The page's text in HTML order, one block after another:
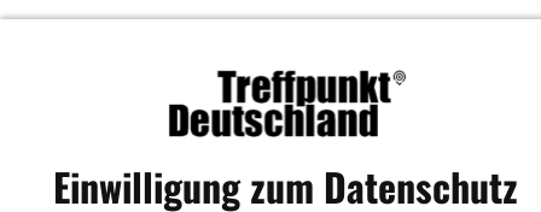
Einwilligung zum Datenschutz